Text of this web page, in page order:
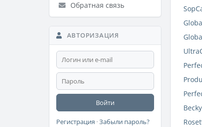
Обратная связь
АВТОРИЗАЦИЯ
Войти
Регистрация ·Забыли пароль?